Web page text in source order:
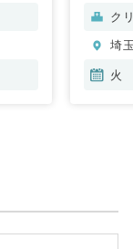
ク
埼
火